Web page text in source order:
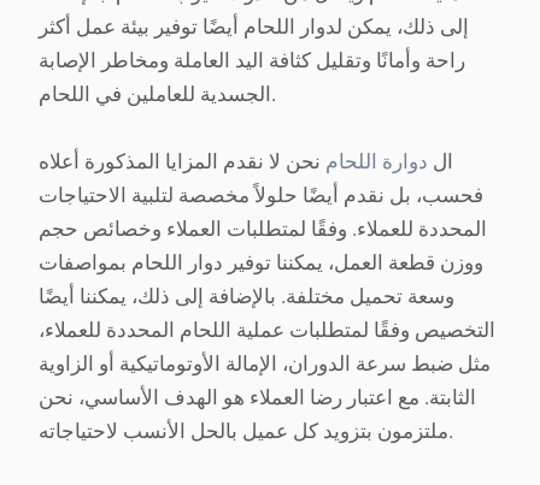
إلى ذلك، يمكن لدوار اللحام أيضًا توفير بيئة عمل أكثر
راحة وأمانًا وتقليل كثافة اليد العاملة ومخاطر الإصابة
الجسدية للعاملين في اللحام.
ال دوارة اللحام نحن لا نقدم المزايا المذكورة أعلاه
فحسب، بل نقدم أيضًا حلولاً مخصصة لتلبية الاحتياجات
المحددة للعملاء. وفقًا لمتطلبات العملاء وخصائص حجم
ووزن قطعة العمل، يمكننا توفير دوار اللحام بمواصفات
وسعة تحميل مختلفة. بالإضافة إلى ذلك، يمكننا أيضًا
التخصيص وفقًا لمتطلبات عملية اللحام المحددة للعملاء،
مثل ضبط سرعة الدوران، الإمالة الأوتوماتيكية أو الزاوية
الثابتة. مع اعتبار رضا العملاء هو الهدف الأساسي، نحن
ملتزمون بتزويد كل عميل بالحل الأنسب لاحتياجاته.